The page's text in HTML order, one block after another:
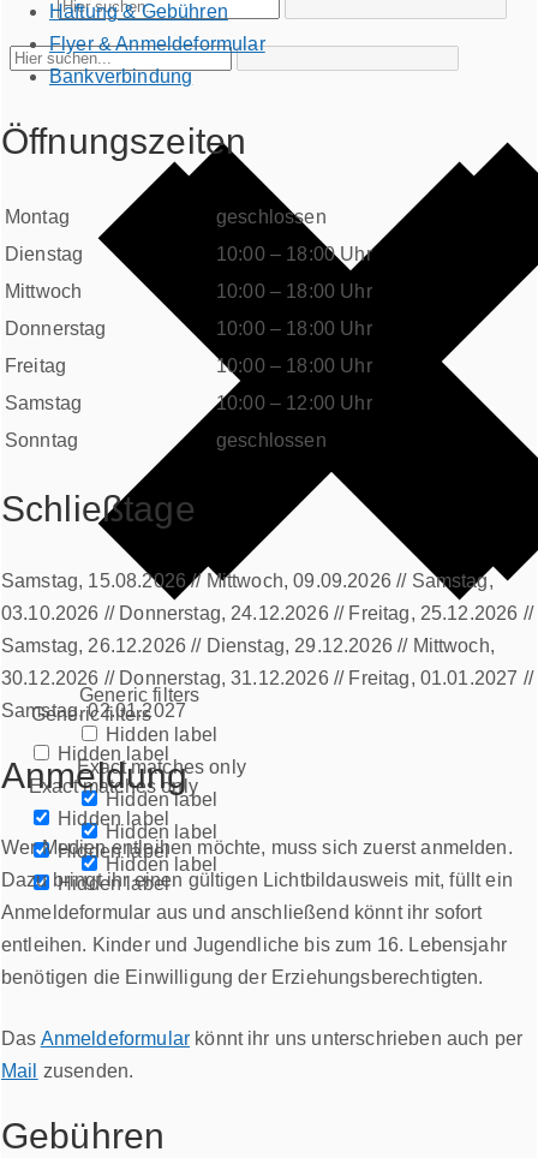
Generic filters
Hidden label
Exact matches only
Hidden label
Hidden label
Hidden label
Generic filters
Hidden label
Exact matches only
Hidden label
Hidden label
Hidden label
Haftung & Gebühren
Flyer & Anmeldeformular
Bankverbindung
Öffnungszeiten
Montag
geschlossen
Dienstag
10:00 – 18:00 Uhr
Mittwoch
10:00 – 18:00 Uhr
Donnerstag
10:00 – 18:00 Uhr
Freitag
10:00 – 18:00 Uhr
Samstag
10:00 – 12:00 Uhr
Sonntag
geschlossen
Schließtage
Samstag, 15.08.2026 // Mittwoch, 09.09.2026 // Samstag,
03.10.2026 // Donnerstag, 24.12.2026 // Freitag, 25.12.2026 //
Samstag, 26.12.2026 // Dienstag, 29.12.2026 // Mittwoch,
30.12.2026 // Donnerstag, 31.12.2026 // Freitag, 01.01.2027 //
Samstag, 02.01.2027
Anmeldung
Wer Medien entleihen möchte, muss sich zuerst anmelden.
Dazu bringt ihr einen gültigen Lichtbildausweis mit, füllt ein
Anmeldeformular aus und anschließend könnt ihr sofort
entleihen. Kinder und Jugendliche bis zum 16. Lebensjahr
benötigen die Einwilligung der Erziehungsberechtigten.
Das Anmeldeformular könnt ihr uns unterschrieben auch per
Mail
zusenden.
Gebühren